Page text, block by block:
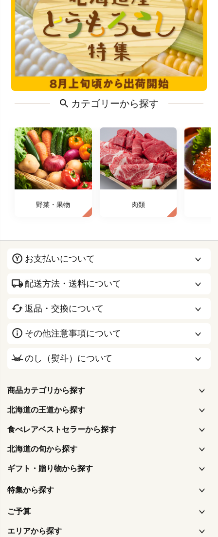
カテゴリーから探す
野菜・果物 肉類
お支払いについて
配送方法・送料について
返品・交換について
その他注意事項について
のし（熨斗）について
商品カテゴリから探す
北海道の王道から探す
食べレアベストセラーから探す
北海道の旬から探す
ギフト・贈り物から探す
特集から探す
ご予算
エリアから探す